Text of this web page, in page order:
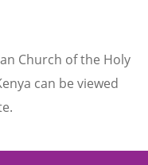
Church of the Holy
can be viewed